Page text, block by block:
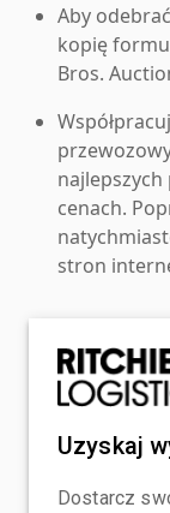
Aby
kopię
Bros.
cenach.
stron
Uzyskaj
Dostarcz